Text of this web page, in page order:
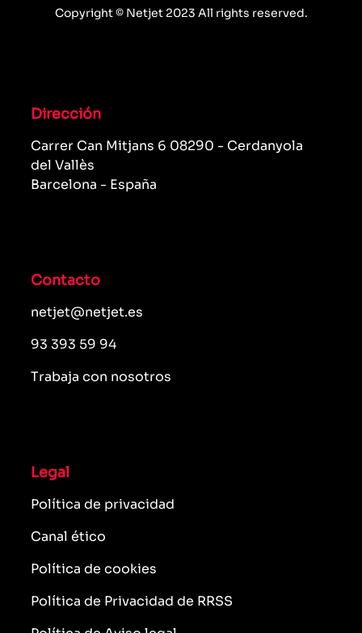
Copyright © Netjet 2023 All rights reserved.
Dirección
Carrer Can Mitjans 6 08290 - Cerdanyola
del Vallès
Barcelona - España
Contacto
netjet@netjet.es
93 393 59 94
Trabaja con nosotros
Legal
Política de privacidad
Canal ético
Política de cookies
Política de Privacidad de RRSS